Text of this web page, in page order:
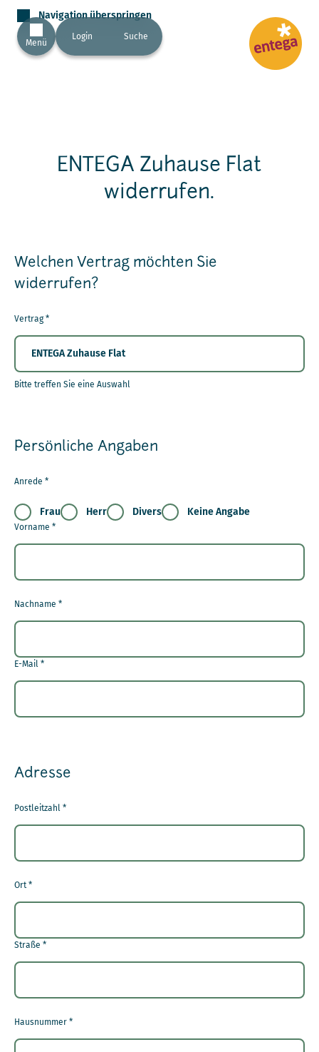
Navigation überspringen
Menü
Login Suche
ENTEGA Zuhause Flat
widerrufen.
Welchen Vertrag möchten Sie
widerrufen?
Vertrag *
Bitte treffen Sie eine Auswahl
Persönliche Angaben
Anrede *
Frau Herr Divers Keine Angabe
Vorname *
Nachname *
E-Mail *
Adresse
Postleitzahl *
Ort*
Straße *
Hausnummer *